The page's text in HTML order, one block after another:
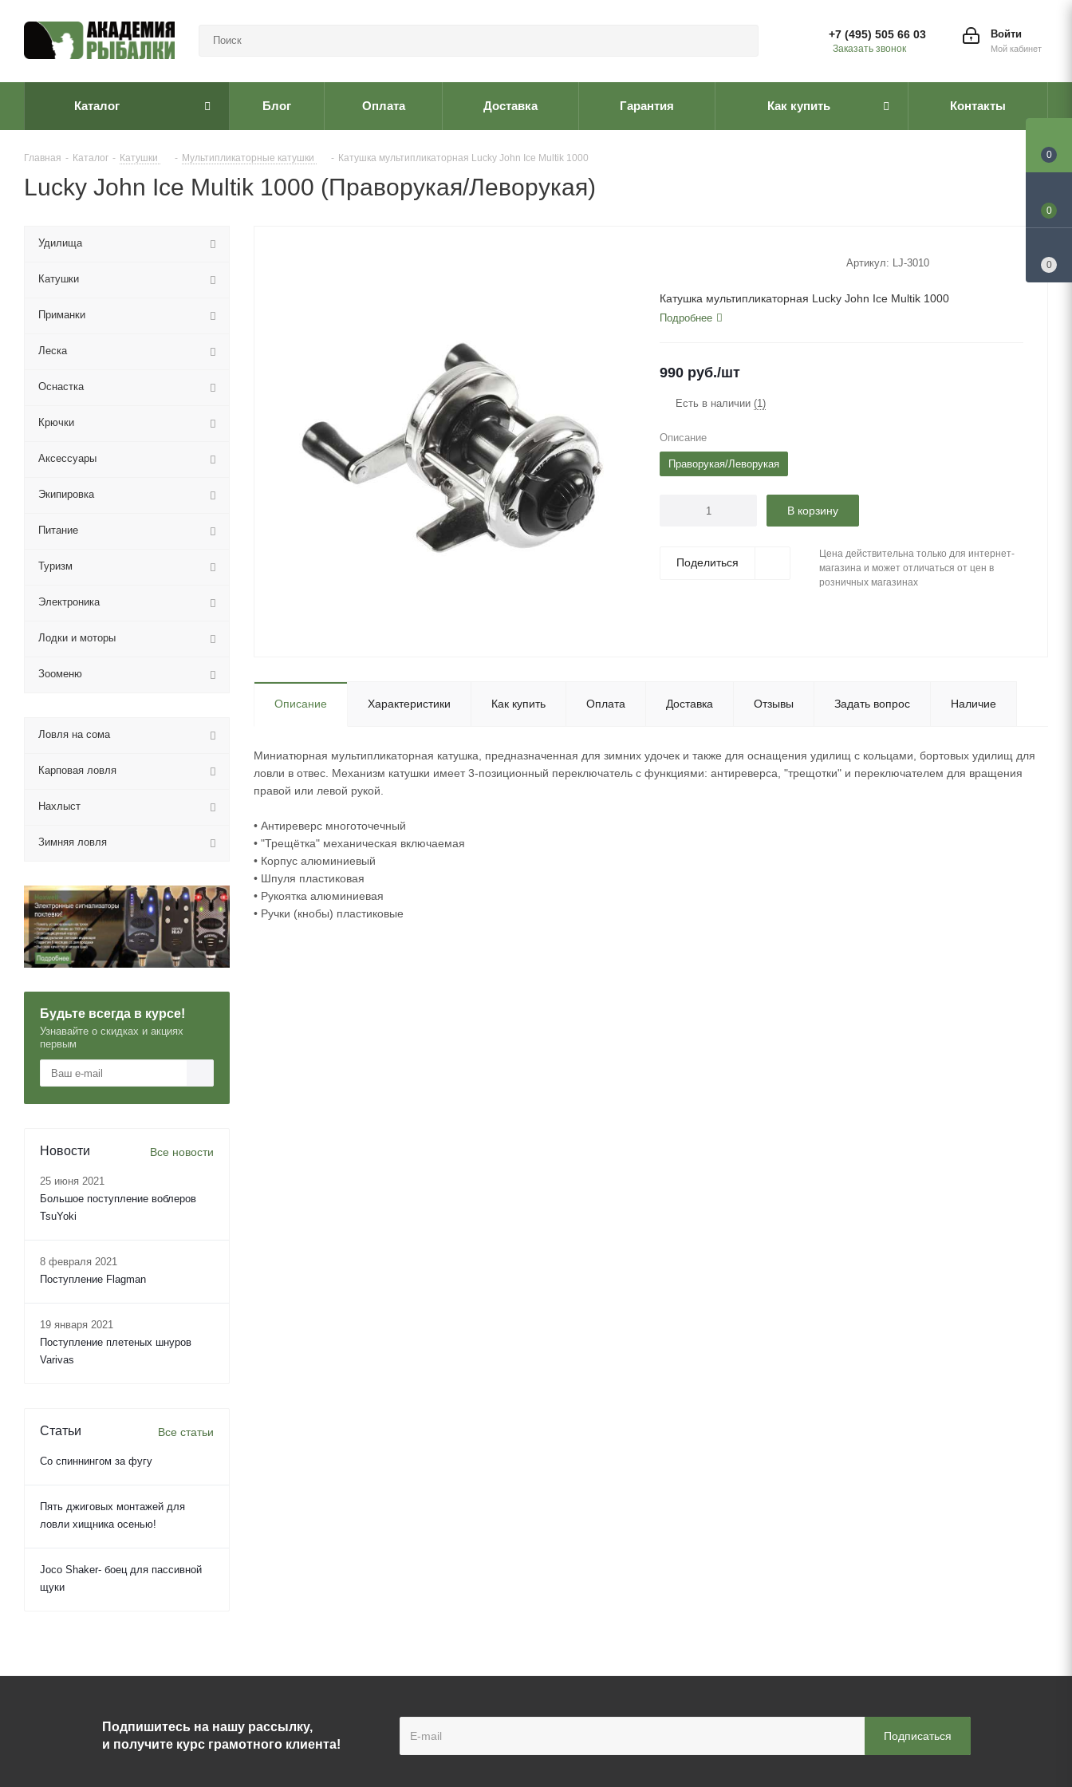
Войти
Мой кабинет
+7 (495) 505 66 03
Заказать звонок
Каталог Блог Оплата Доставка Гарантия Как купить Контакты
Главная - Каталог - Катушки - Мультипликаторные катушки - Катушка мультипликаторная Lucky John Ice Multik 1000
Lucky John Ice Multik 1000 (Праворукая/Леворукая)
Артикул: LJ-3010
Катушка мультипликаторная Lucky John Ice Multik 1000
Подробнее
990 руб./шт
Есть в наличии (1)
Описание
Праворукая/Леворукая
В корзину
Поделиться
Цена действительна только для интернет-
магазина и может отличаться от цен в
розничных магазинах
Описание Характеристики Как купить Оплата Доставка Отзывы Задать вопрос Наличие
Миниатюрная мультипликаторная катушка, предназначенная для зимних удочек и также для оснащения удилищ с кольцами, бортовых удилищ для
ловли в отвес. Механизм катушки имеет 3-позиционный переключатель с функциями: антиреверса, "трещотки" и переключателем для вращения
правой или левой рукой.
• Антиреверс многоточечный
• "Трещётка" механическая включаемая
• Корпус алюминиевый
• Шпуля пластиковая
• Рукоятка алюминиевая
• Ручки (кнобы) пластиковые
Удилища
Катушки
Приманки
Леска
Оснастка
Крючки
Аксессуары
Экипировка
Питание
Туризм
Электроника
Лодки и моторы
Зооменю
Ловля на сома
Карповая ловля
Нахлыст
Зимняя ловля
Будьте всегда в курсе!
Узнавайте о скидках и акциях
первым
Новости Все новости
25 июня 2021
Большое поступление воблеров
TsuYoki
8 февраля 2021
Поступление Flagman
19 января 2021
Поступление плетеных шнуров
Varivas
Статьи Все статьи
Со спиннингом за фугу
Пять джиговых монтажей для
ловли хищника осенью!
Joco Shaker- боец для пассивной
щуки
Подпишитесь на нашу рассылку,
и получите курс грамотного клиента!
0
0
0